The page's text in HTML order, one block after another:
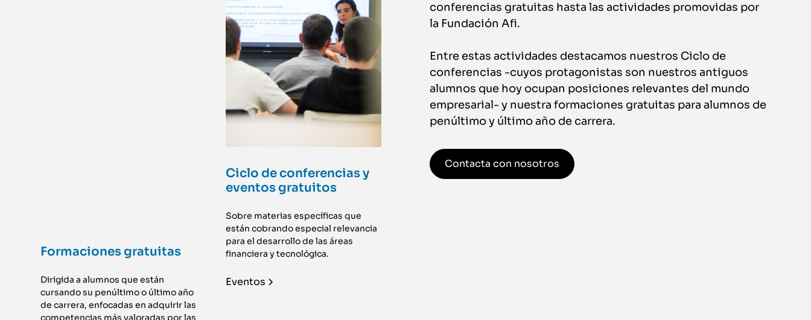
Formaciones gratuitas
Dirigida a alumnos que están
cursando su penúltimo o último año
de carrera, enfocadas en adquirir las
competencias más valoradas por las
Ciclo de conferencias y
eventos gratuitos
Sobre materias específicas que
están cobrando especial relevancia
para el desarrollo de las áreas
financiera y tecnológica.
Eventos
conferencias gratuitas hasta las actividades promovidas por
la Fundación Afi.​​​​​​​​​​​​​​
Entre estas actividades destacamos nuestros Ciclo de
conferencias -cuyos protagonistas son nuestros antiguos
alumnos que hoy ocupan posiciones relevantes del mundo
empresarial- y nuestra formaciones gratuitas para alumnos de
penúltimo y último año de carrera.
Contacta con nosotros